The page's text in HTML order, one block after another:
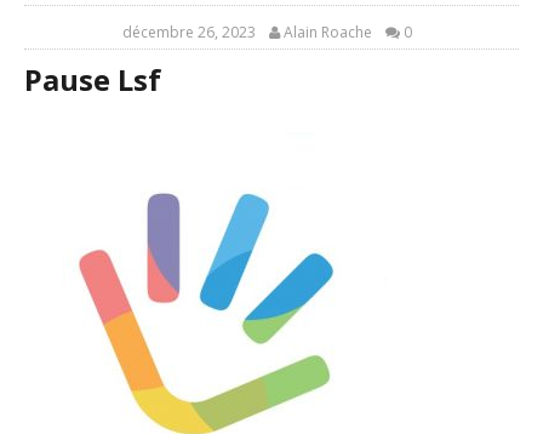
décembre 26, 2023 Alain Roache 0
Pause Lsf